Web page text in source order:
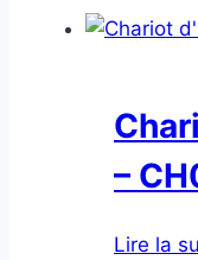
–
Lire la